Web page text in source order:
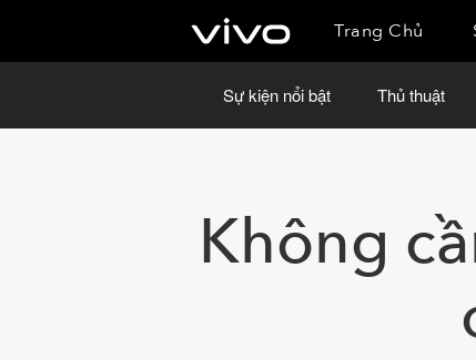
Trang Chủ
Sự kiện nổi bật Thủ thuật
Không